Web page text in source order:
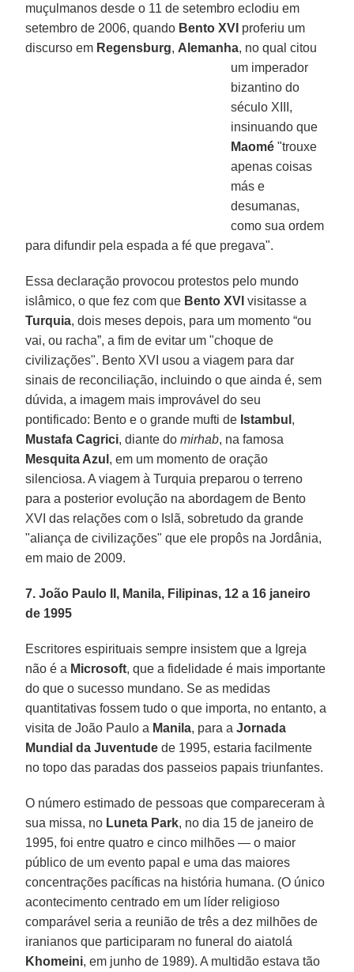
muçulmanos desde o 11 de setembro eclodiu em
setembro de 2006, quando Bento XVI proferiu um
discurso em Regensburg, Alemanha, no qual citou
um imperador
bizantino do
século XIII,
insinuando que
Maomé "trouxe
apenas coisas
más e
desumanas,
como sua ordem
para difundir pela espada a fé que pregava".
Essa declaração provocou protestos pelo mundo
islâmico, o que fez com que Bento XVI visitasse a
Turquia, dois meses depois, para um momento “ou
vai, ou racha”, a fim de evitar um "choque de
civilizações". Bento XVI usou a viagem para dar
sinais de reconciliação, incluindo o que ainda é, sem
dúvida, a imagem mais improvável do seu
pontificado: Bento e o grande mufti de Istambul ,
Mustafa Cagrici, diante domirhab, na famosa
Mesquita Azul , em um momento de oração
silenciosa. A viagem à Turquia preparou o terreno
para a posterior evolução na abordagem de Bento
XVI das relações com o Islã, sobretudo da grande
"aliança de civilizações" que ele propôs na Jordânia,
em maio de 2009.
7. João Paulo II, Manila, Filipinas, 12 a 16 janeiro
de 1995
Escritores espirituais sempre insistem que a Igreja
não é a Microsoft, que a fidelidade é mais importante
do que o sucesso mundano. Se as medidas
quantitativas fossem tudo o que importa, no entanto, a
visita de João Paulo a Manila, para aJornada
Mundial da Juventude de 1995, estaria facilmente
no topo das paradas dos passeios papais triunfantes.
O número estimado de pessoas que compareceram à
sua missa, no Luneta Park, no dia 15 de janeiro de
1995, foi entre quatro e cinco milhões — o maior
público de um evento papal e uma das maiores
concentrações pacíficas na história humana. (O único
acontecimento centrado em um líder religioso
comparável seria a reunião de três a dez milhões de
iranianos que participaram no funeral do aiatolá
Khomeini, em junho de 1989). A multidão estava tão